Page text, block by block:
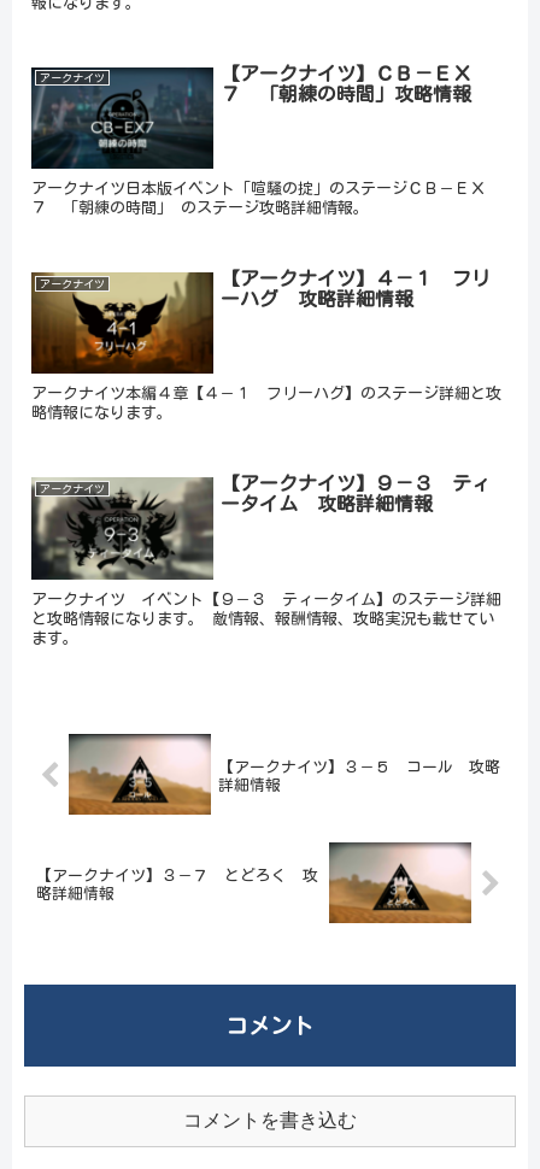
アークナイツ
【アークナイツ】ＣＢ－ＥＸ
７ 「朝練の時間」攻略情報
アークナイツ日本版イベント「喧騒の掟」のステージＣＢ－ＥＸ
７ 「朝練の時間」 のステージ攻略詳細情報。
アークナイツ
【アークナイツ】４－１ フリ
ーハグ 攻略詳細情報
アークナイツ本編４章【４－１ フリーハグ】のステージ詳細と攻
略情報になります。
アークナイツ
【アークナイツ】９－３ ティ
ータイム 攻略詳細情報
アークナイツ イベント【９－３ ティータイム】のステージ詳細
と攻略情報になります。 敵情報、報酬情報、攻略実況も載せてい
ます。
【アークナイツ】３－５ コール 攻略
詳細情報
【アークナイツ】３－７ とどろく 攻
略詳細情報
コメント
コメントを書き込む